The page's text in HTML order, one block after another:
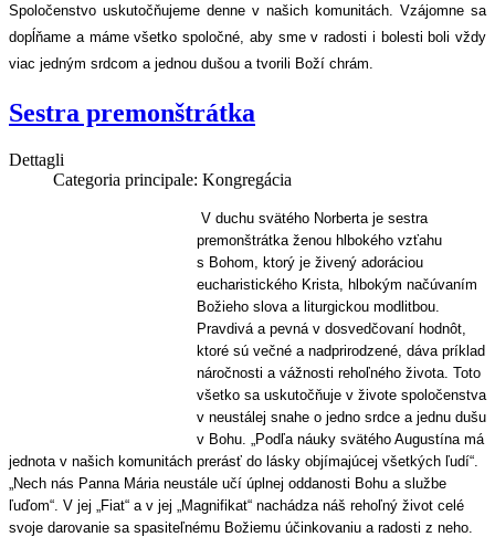
Spoločenstvo uskutočňujeme denne v našich komunitách. Vzájomne sa
dopĺňame a máme všetko spoločné, aby sme v radosti i bolesti boli vždy
viac jedným srdcom a jednou dušou a tvorili Boží chrám.
Sestra premonštrátka
Dettagli
Categoria principale: Kongregácia
V duchu svätého Norberta je sestra
premonštrátka ženou hlbokého vzťahu
s Bohom, ktorý je živený adoráciou
eucharistického Krista, hlbokým načúvaním
Božieho slova a liturgickou modlitbou.
Pravdivá a pevná v dosvedčovaní hodnôt,
ktoré sú večné a nadprirodzené, dáva príklad
náročnosti a vážnosti rehoľného života. Toto
všetko sa uskutočňuje v živote spoločenstva
v neustálej snahe o jedno srdce a jednu dušu
v Bohu. „Podľa náuky svätého Augustína má
jednota v našich komunitách prerásť do lásky objímajúcej všetkých ľudí“.
„Nech nás Panna Mária neustále učí úplnej oddanosti Bohu a službe
ľuďom“. V jej „Fiat“ a v jej „Magnifikat“ nachádza náš rehoľný život celé
svoje darovanie sa spasiteľnému Božiemu účinkovaniu a radosti z neho.